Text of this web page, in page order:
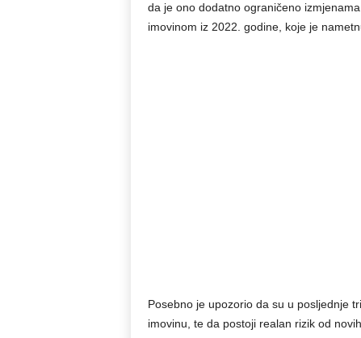
da je ono dodatno ograničeno
imovinom iz 2022. godine, koje je
Posebno je upozorio da su u posljednje
imovinu, te da postoji realan rizik od